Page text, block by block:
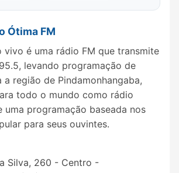
Ótima FM
vivo é uma rádio FM que transmite
levando programação de
a região de Pindamonhangaba,
todo o mundo como rádio
uma programação baseada nos
para seus ouvintes.
Silva, 260 - Centro -